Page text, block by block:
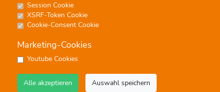
Session Cookie
XSRF-Token Cookie
Cookie-Consent Cookie
Marketing-Cookies
Youtube Cookies
Alle akzeptieren Auswahl speichern
Allgemeine
Geschäftsbedingungen
der Firma MUSIKVERLAG
SCHERBACHER KG